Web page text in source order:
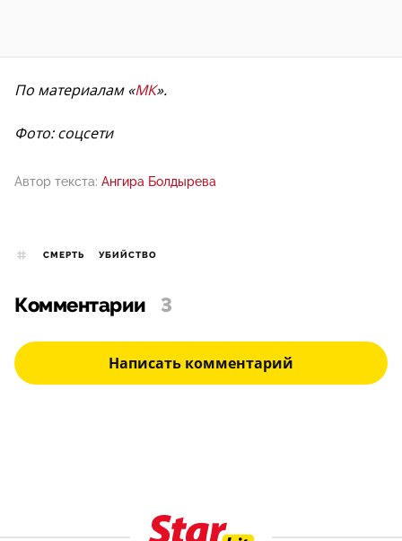
По материалам «МК».
Фото: соцсети
Автор текста: Ангира Болдырева
СМЕРТЬ УБИЙСТВО
Комментарии 3
Написать комментарий